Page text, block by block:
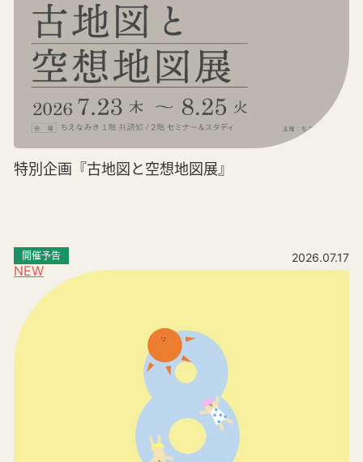
特別企画『古地図と空想地図展』
NEW
開催予告 2026.07.17